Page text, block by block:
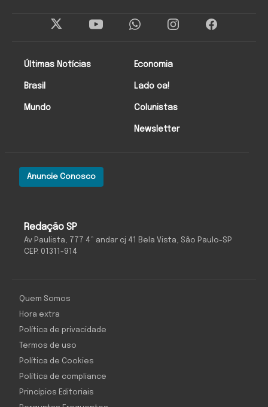
Redação SP
Av Paulista, 777 4º andar cj 41 Bela Vista, São Paulo-SP
CEP: 01311-914
Anuncie Conosco
Últimas Notícias
Brasil
Mundo
Economia
Lado oa!
Colunistas
Newsletter
Quem Somos
Hora extra
Política de privacidade
Termos de uso
Política de Cookies
Política de compliance
Princípios Editoriais